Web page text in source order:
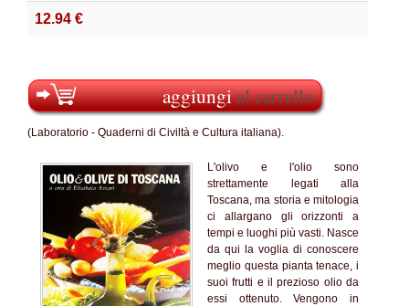
12.94 €
aggiungial carrello
(Laboratorio - Quaderni di Civiltà e Cultura italiana).
L'olivo e l'olio sono
strettamente legati alla
Toscana, ma storia e mitologia
ci allargano gli orizzonti a
tempi e luoghi più vasti. Nasce
da qui la voglia di conoscere
meglio questa pianta tenace, i
suoi frutti e il prezioso olio da
essi ottenuto. Vengono in